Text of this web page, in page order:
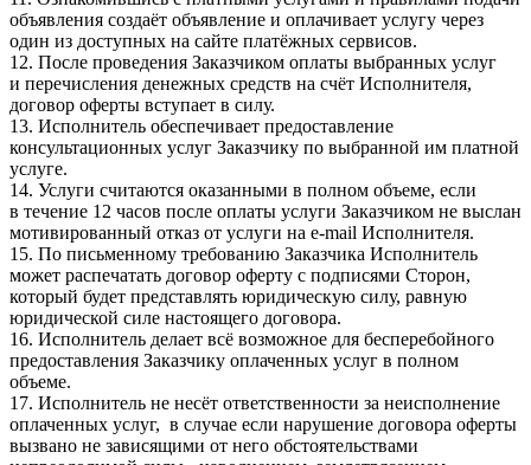
объявления создаёт объявление и оплачивает услугу через
один из доступных на сайте платёжных сервисов.
12. После проведения Заказчиком оплаты выбранных услуг
и перечисления денежных средств на счёт Исполнителя,
договор оферты вступает в силу.
13. Исполнитель обеспечивает предоставление
консультационных услуг Заказчику по выбранной им платной
услуге.
14. Услуги считаются оказанными в полном объеме, если
в течение 12 часов после оплаты услуги Заказчиком не выслан
мотивированный отказ от услуги на e-mail Исполнителя.
15. По письменному требованию Заказчика Исполнитель
может распечатать договор оферту с подписями Сторон,
который будет представлять юридическую силу, равную
юридической силе настоящего договора.
16. Исполнитель делает всё возможное для бесперебойного
предоставления Заказчику оплаченных услуг в полном
объеме.
17. Исполнитель не несёт ответственности за неисполнение
оплаченных услуг, в случае если нарушение договора оферты
вызвано не зависящими от него обстоятельствами